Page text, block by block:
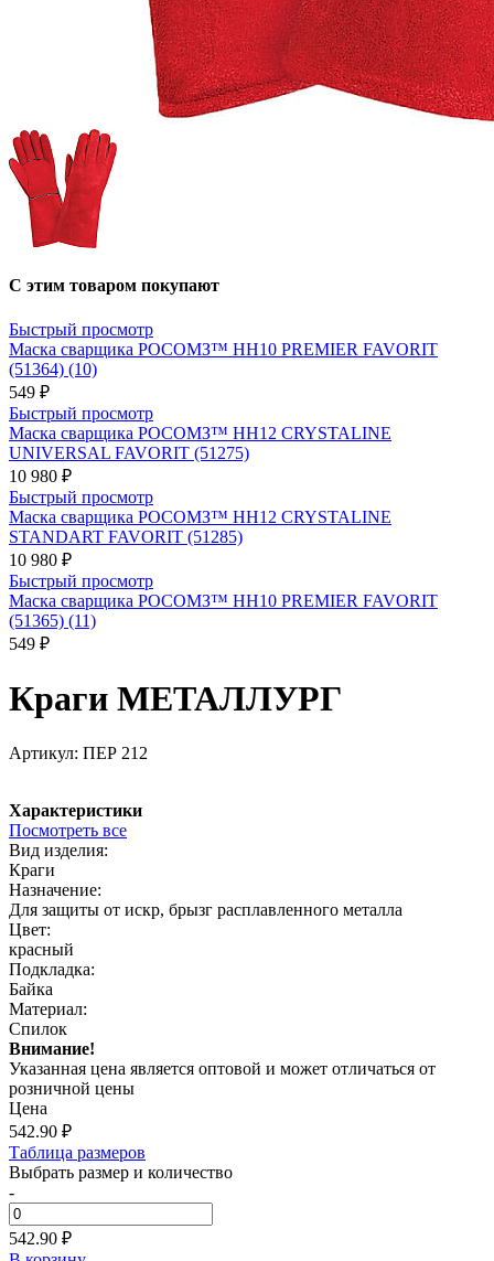
С этим товаром покупают
Быстрый просмотр
Маска сварщика РОСОМЗ™ НН10 PREMIER FAVORIT
(51364) (10)
549 ₽
Быстрый просмотр
Маска сварщика РОСОМЗ™ НН12 CRYSTALINE
UNIVERSAL FAVORIT (51275)
10 980 ₽
Быстрый просмотр
Маска сварщика РОСОМЗ™ НН12 CRYSTALINE
STANDART FAVORIT (51285)
10 980 ₽
Быстрый просмотр
Маска сварщика РОСОМЗ™ НН10 PREMIER FAVORIT
(51365) (11)
549 ₽
Краги МЕТАЛЛУРГ
Артикул: ПЕР 212
Характеристики
Посмотреть все
Вид изделия:
Краги
Назначение:
Для защиты от искр, брызг расплавленного металла
Цвет:
красный
Подкладка:
Байка
Материал:
Спилок
Внимание!
Указанная цена является оптовой и может отличаться от
розничной цены
Цена
542.90 ₽
Таблица размеров
Выбрать размер и количество
-
542.90 ₽